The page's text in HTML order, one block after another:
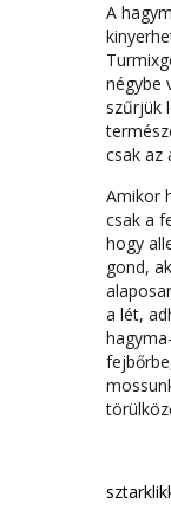
A
négybe
szűrjük
csak az
Amikor
csak a
hogy
gond,
a lét,